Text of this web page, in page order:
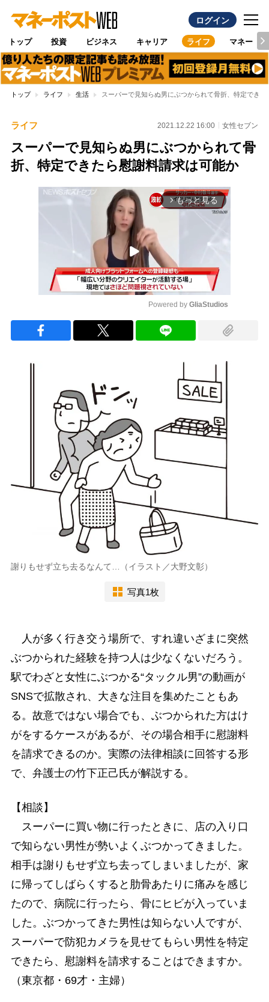
ログイン
トップ 投資 ビジネス キャリア ライフ マネー
トップ ライフ 生活 スーパーで見知らぬ男にぶつかられて骨折、特定でき
ライフ 2021.12.22 16:00 女性セブン
スーパーで見知らぬ男にぶつかられて骨
折、特定できたら慰謝料請求は可能か
arrow_forward_ios もっと見る
Powered by GliaStudios
謝りもせず立ち去るなんて…（イラスト／大野文彰）
写真1枚
人が多く行き交う場所で、すれ違いざまに突然
ぶつかられた経験を持つ人は少なくないだろう。
駅でわざと女性にぶつかる“タックル男”の動画が
SNSで拡散され、大きな注目を集めたこともあ
る。故意ではない場合でも、ぶつかられた方はけ
がをするケースがあるが、その場合相手に慰謝料
を請求できるのか。実際の法律相談に回答する形
で、弁護士の竹下正己氏が解説する。
【相談】
スーパーに買い物に行ったときに、店の入り口
で知らない男性が勢いよくぶつかってきました。
相手は謝りもせず立ち去ってしまいましたが、家
に帰ってしばらくすると肋骨あたりに痛みを感じ
たので、病院に行ったら、骨にヒビが入っていま
した。ぶつかってきた男性は知らない人ですが、
スーパーで防犯カメラを見せてもらい男性を特定
できたら、慰謝料を請求することはできますか。
（東京都・69才・主婦）